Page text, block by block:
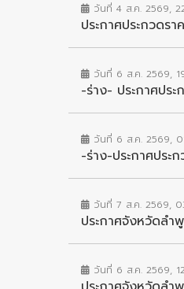
วันที่ 4 ส.ค. 2569,
ประกาศประกวดร
วันที่ 6 ส.ค. 2569,
-ร่าง- ประกาศปร
วันที่ 6 ส.ค. 2569,
-ร่าง-ประกาศประ
วันที่ 7 ส.ค. 2569,
ประกาศจังหวัดลำ
วันที่ 6 ส.ค. 2569,